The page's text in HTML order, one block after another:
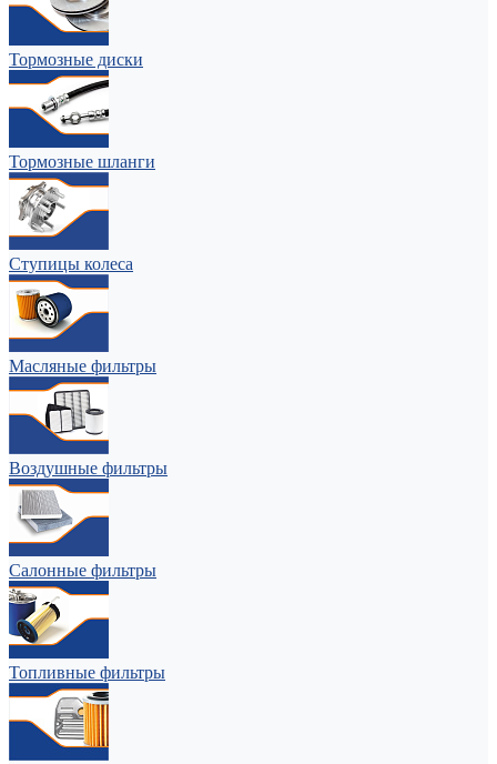
Тормозные диски
Тормозные шланги
Ступицы колеса
Масляные фильтры
Воздушные фильтры
Салонные фильтры
Топливные фильтры